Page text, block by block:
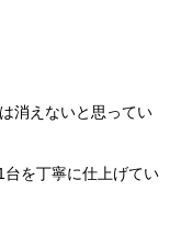
消えないと思ってい
を丁寧に仕上げてい